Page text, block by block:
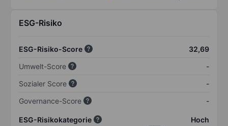
ESG-Risiko
ESG-Risiko-Score
32,69
Umwelt-Score
-
Sozialer Score
-
Governance-Score
-
ESG-Risikokategorie Hoch